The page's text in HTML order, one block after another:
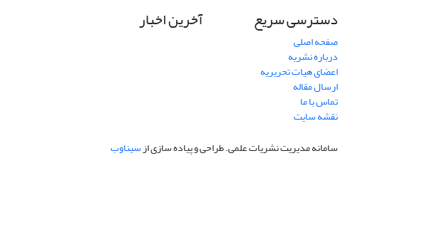
دسترسی سریع
صفحه اصلی
درباره نشریه
اعضای هیات تحریریه
ارسال مقاله
تماس با ما
نقشه سایت
آخرین اخبار
سامانه مدیریت نشریات علمی.طراحی و پیاده سازی ازسیناوب